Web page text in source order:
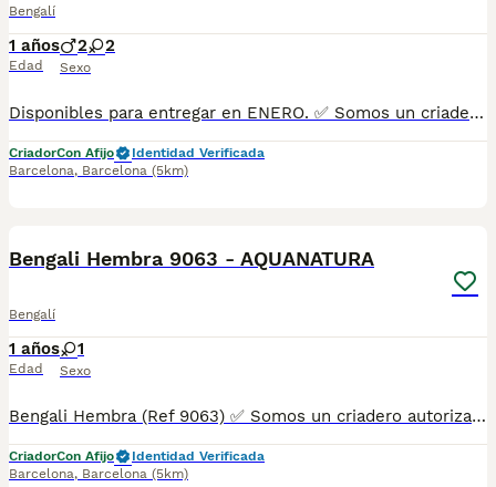
Bengalí
1 años
Edad
2 2
Sexo
Disponibles para entregar en ENERO. ✅ Somos un criadero autorizado y certificado por la Generalitat de Catalunya. MAS INFO ☎️ 933095977 📱 685878504 🚙 HACEMOS ENVIOS Se entregan con la mayoría de sus vacunas, desparasitados interna y externamente, con microchip y su registro, cartilla sanitaria y contrato de garantías, bajo la supervisión de nuestro equipo veterinario.
CriadorCon Afijo
Identidad Verificada
Barcelona, Barcelona (5km)
Bengali Hembra 9063 - AQUANATURA
Bengalí
1 años
Edad
1
Sexo
Bengali Hembra (Ref 9063) ✅ Somos un criadero autorizado y certificado por la Generalitat de Catalunya. ☎️ 933095977 📱 685878504 / 674320847 💻 www.aquanatura.es 🚙 Hacemos envíos 📌 Calle Roger de Flor 45, muy cerca del Arc de Triomf de Barcelona, de Lunes a Sábados, desde las 10h hasta las 20:00h. Se entregan con la mayoría de sus vacunas, desparasitados interna y externamente, con microchip y su registro, cartilla sanitaria y contrato de garantías, bajo la supervisión de nuestro equipo veterinario.
CriadorCon Afijo
Identidad Verificada
Barcelona, Barcelona (5km)